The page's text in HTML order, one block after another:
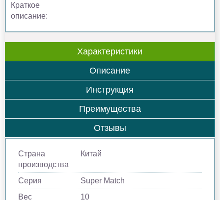
Краткое
описание:
Характеристики
Описание
Инструкция
Преимущества
Отзывы
Страна
производства
Китай
Серия
Super Match
Вес
10